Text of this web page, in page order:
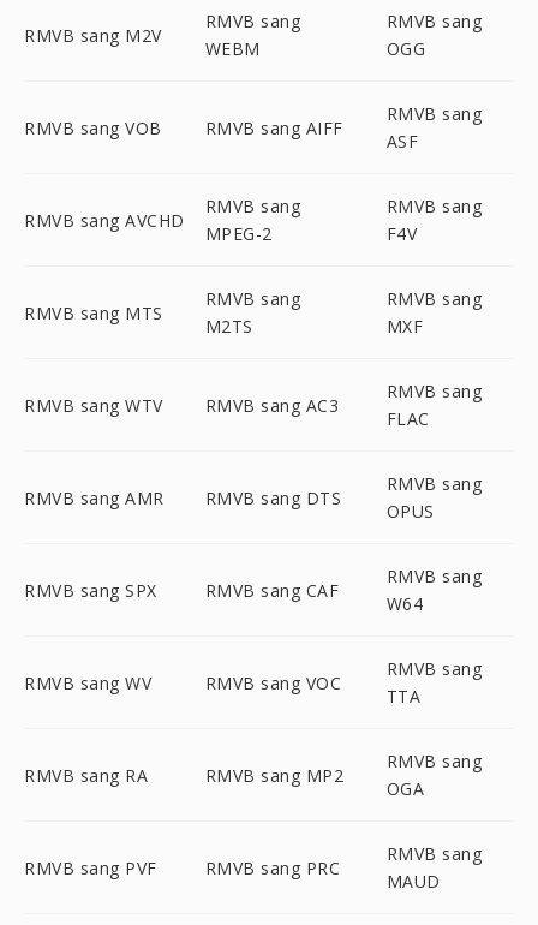
RMVB sang M2V
RMVB sang
WEBM
RMVB sang
OGG
RMVB sang VOB RMVB sang AIFF
RMVB sang
ASF
RMVB sang AVCHD
RMVB sang
MPEG-2
RMVB sang
F4V
RMVB sang MTS
RMVB sang
M2TS
RMVB sang
MXF
RMVB sang WTV RMVB sang AC3
RMVB sang
FLAC
RMVB sang AMR RMVB sang DTS
RMVB sang
OPUS
RMVB sang SPX RMVB sang CAF
RMVB sang
W64
RMVB sang WV RMVB sang VOC
RMVB sang
TTA
RMVB sang RA RMVB sang MP2
RMVB sang
OGA
RMVB sang PVF RMVB sang PRC
RMVB sang
MAUD